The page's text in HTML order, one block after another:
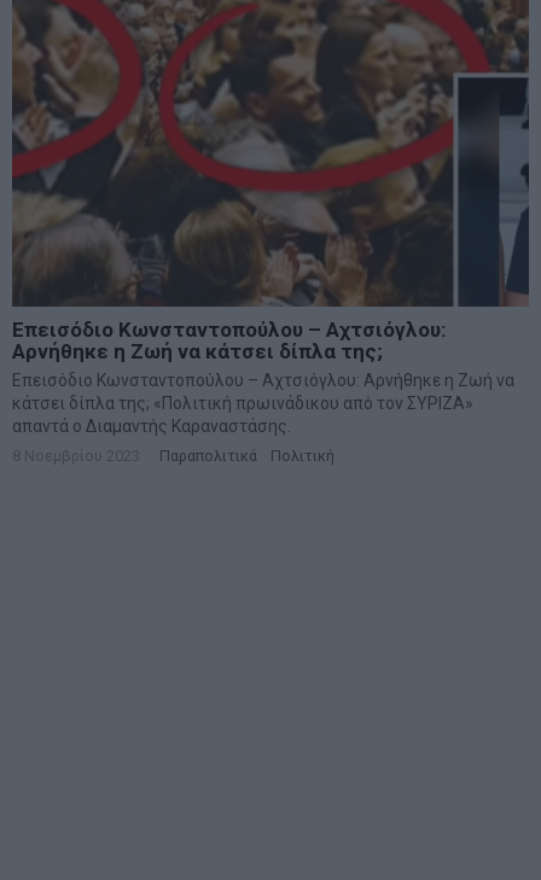
Επεισόδιο Κωνσταντοπούλου – Αχτσιόγλου:
Αρνήθηκε η Ζωή να κάτσει δίπλα της;
Επεισόδιο Κωνσταντοπούλου – Αχτσιόγλου: Αρνήθηκε η Ζωή να
κάτσει δίπλα της; «Πολιτική πρωινάδικου από τον ΣΥΡΙΖΑ»
απαντά ο Διαμαντής Καραναστάσης.
8 Νοεμβρίου 2023 Παραπολιτικά Πολιτική